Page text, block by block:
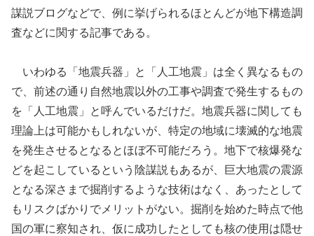
謀説ブログなどで、例に挙げられるほとんどが地下構造調
査などに関する記事である。
いわゆる「地震兵器」と「人工地震」は全く異なるもの
で、前述の通り自然地震以外の工事や調査で発生するもの
を「人工地震」と呼んでいるだけだ。地震兵器に関しても
理論上は可能かもしれないが、特定の地域に壊滅的な地震
を発生させるとなるとほぼ不可能だろう。地下で核爆発な
どを起こしているという陰謀説もあるが、巨大地震の震源
となる深さまで掘削するような技術はなく、あったとして
もリスクばかりでメリットがない。掘削を始めた時点で他
国の軍に察知され、仮に成功したとしても核の使用は隠せ